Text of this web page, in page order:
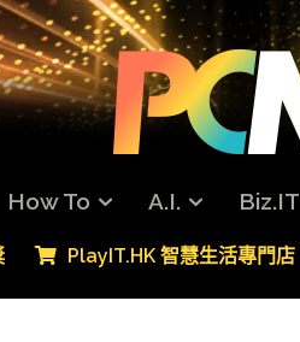
How To A.I. Biz.IT
PlayIT.HK 智慧生活專門店